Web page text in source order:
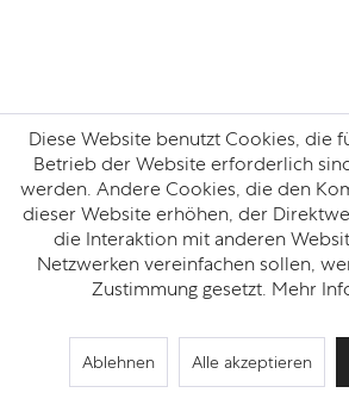
Diese Website benutzt Cookies, die
Betrieb der Website erforderlich
werden. Andere Cookies, die den
dieser Website erhöhen, der
die Interaktion mit anderen
Netzwerken vereinfachen sollen,
Zustimmung gesetzt. Mehr
Ablehnen Alle akzeptieren